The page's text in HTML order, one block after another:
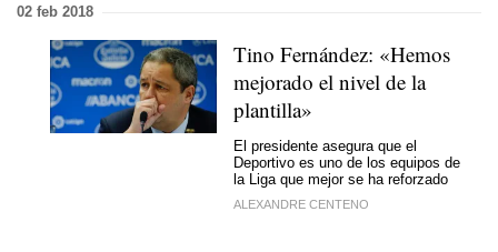
02 feb 2018
Tino Fernández: «Hemos
mejorado el nivel de la
plantilla»
El presidente asegura que el
Deportivo es uno de los equipos de
la Liga que mejor se ha reforzado
ALEXANDRE CENTENO